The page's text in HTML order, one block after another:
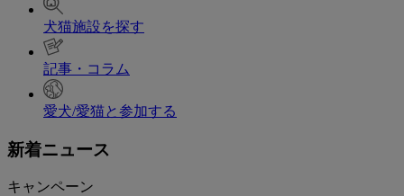
犬猫施設を探す
記事・コラム
愛犬/愛猫と参加する
新着ニュース
キャンペーン